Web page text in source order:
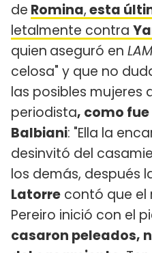
de Romina,esta
letalmente contra
quien aseguró en
celosa" y que no
las posibles mujeres
periodista, como
Balbiani: "Ella la
desinvitó del
los demás, después
Latorre contó que el
Pereiro inició con el
casaron peleados,